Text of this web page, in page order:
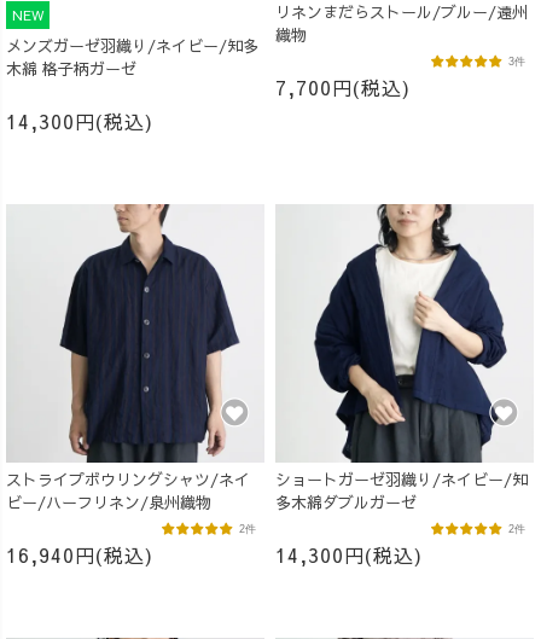
NEW
メンズガーゼ羽織り/ネイビー/知多
木綿 格子柄ガーゼ
14,300円(税込)
リネンまだらストール/ブルー/遠州
織物
7,700円(税込)
3件
ストライプボウリングシャツ/ネイ
ビー/ハーフリネン/泉州織物
16,940円(税込)
2件
ショートガーゼ羽織り/ネイビー/知
多木綿ダブルガーゼ
14,300円(税込)
2件